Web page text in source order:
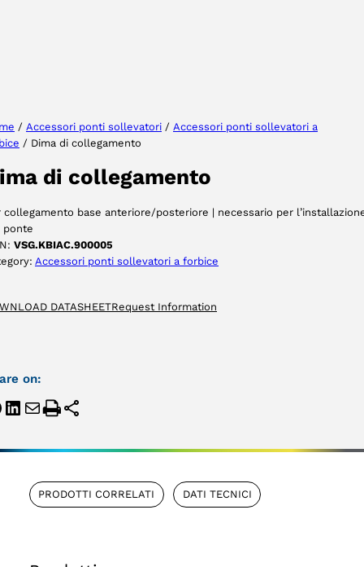
/ Accessori ponti sollevatori / Accessori ponti sollevatori a
/ Dima di collegamento
di collegamento
collegamento base anteriore/posteriore | necessario per
ponte
VSG.KBIAC.900005
Accessori ponti sollevatori a forbice
DATASHEETRequest Information
on:
PRODOTTI CORRELATI DATI TECNICI